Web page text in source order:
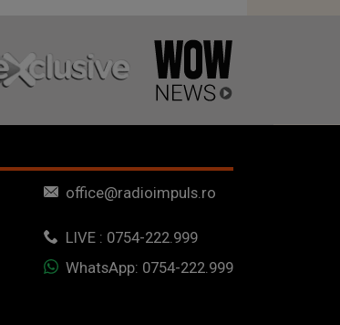
office@radioimpuls.ro
LIVE : 0754-222.999
WhatsApp: 0754-222.999